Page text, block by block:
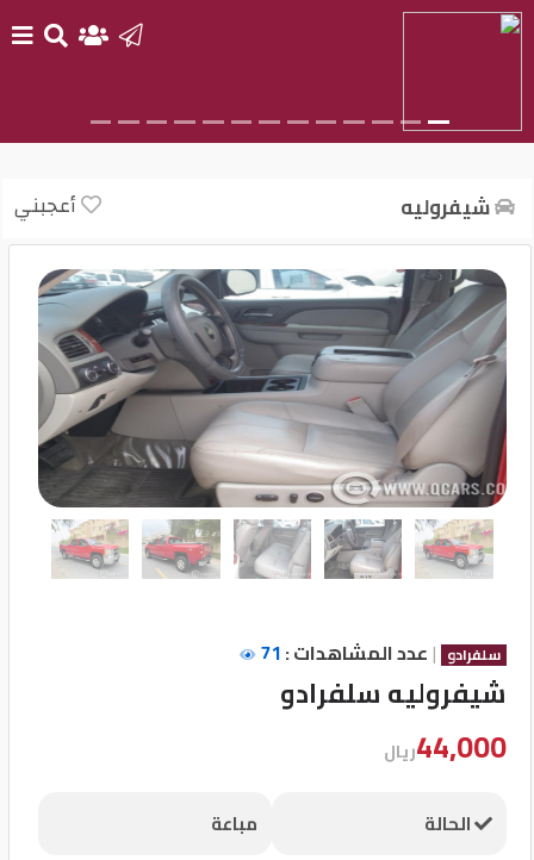
الرئيسية
سيارتك
أحدث
السيارات
سيارات
جديدة
سيارات
مستعملة
تسجيل
English
مستثمري
شيفروليه أعجبني
سلفرادو | عدد المشاهدات :71
شيفروليه سلفرادو
44,000ريال
الحالة
مباعة